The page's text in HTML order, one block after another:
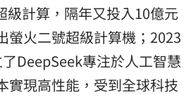
級計算，隔年又投入10億元
螢火二號超級計算機；2023
DeepSeek專注於人工智慧
實現高性能，受到全球科技